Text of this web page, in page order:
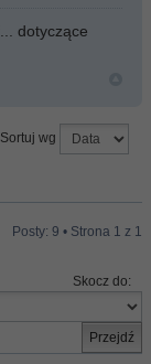
dotyczące
Sortuj wg
Posty: 9 • Strona 1 z 1
Skocz do: